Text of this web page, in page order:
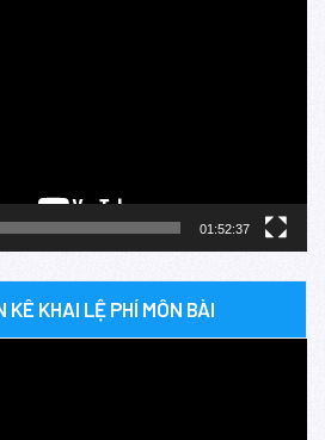
01:52:37
KÊ KHAI LỆ PHÍ MÔN BÀI